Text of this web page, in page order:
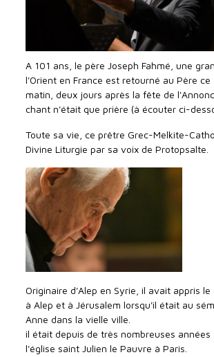
A 101 ans, le père Joseph Fahmé, une
l'Orient en France est retourné au Père ce
matin, deux jours après la fête de
chant n'était que prière (à écouter ci-
Toute sa vie, ce prêtre Grec-Melkite-
Divine Liturgie par sa voix de Protopsalte.
Originaire d'Alep en Syrie, il avait appris
à Alep et à Jérusalem lorsqu'il était au
Anne dans la vielle ville.
il était depuis de très nombreuses années
l'église saint Julien le Pauvre à Paris.